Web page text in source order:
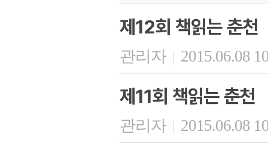
제12회 책읽는 춘천
관리자 | 2015.06.08
제11회 책읽는 춘천
관리자 | 2015.06.08